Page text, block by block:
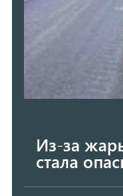
Из-за
стала